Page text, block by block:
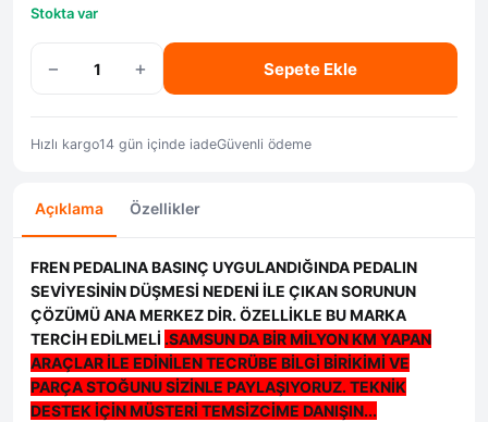
Stokta var
− + Sepete Ekle
Hızlı kargo14 gün içinde iadeGüvenli ödeme
Açıklama Özellikler
FREN PEDALINA BASINÇ UYGULANDIĞINDA PEDALIN
SEVİYESİNİN DÜŞMESİ NEDENİ İLE ÇIKAN SORUNUN
ÇÖZÜMÜ ANA MERKEZ DİR. ÖZELLİKLE BU MARKA
TERCİH EDİLMELİ .SAMSUN DA BİR MİLYON KM YAPAN
ARAÇLAR İLE EDİNİLEN TECRÜBE BİLGİ BİRİKİMİ VE
PARÇA STOĞUNU SİZİNLE PAYLAŞIYORUZ. TEKNİK
DESTEK İÇİN MÜSTERİ TEMSİZCİME DANIŞIN...